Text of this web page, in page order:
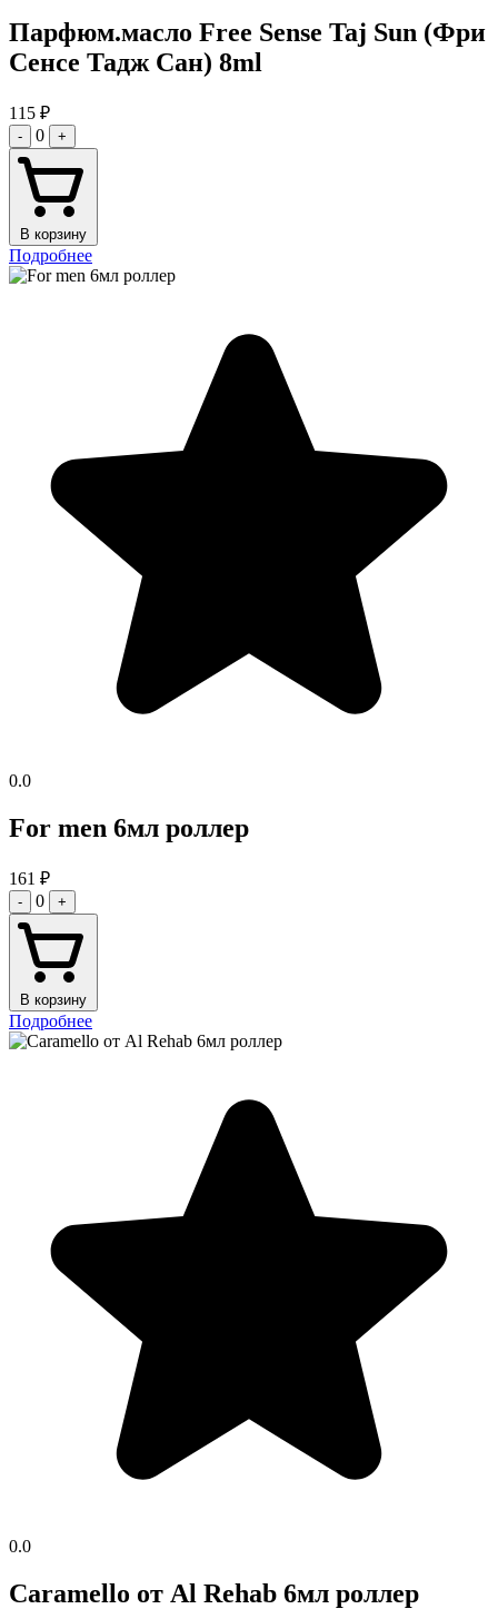
Парфюм.масло Free Sense Taj Sun (Фри
Сенсе Тадж Сан) 8ml
115 ₽
- 0 +
В корзину
Подробнее
0.0
For men 6мл роллер
161 ₽
- 0 +
В корзину
Подробнее
0.0
Caramello от Al Rehab 6мл роллер